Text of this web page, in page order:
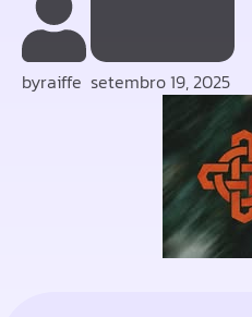
byraiffe setembro 19, 2025